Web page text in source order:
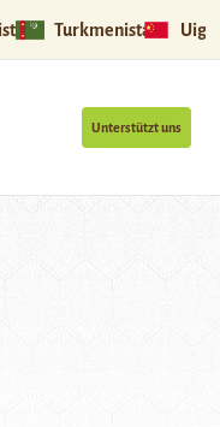
Turkmenistan
Unterstützt uns